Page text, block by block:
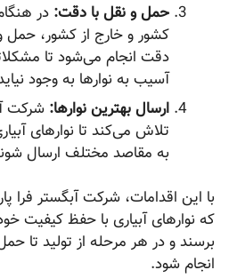
حمل و نقل با دقت:در هنگام
کشور و خارج از کشور، حمل و
دقت انجام می‌شود تا
آسیب به نوارها به وجود نیاید.
ارسال بهترین نوارها:شرکت
تلاش می‌کند تا نوارهای آبیاری
به مقاصد مختلف ارسال شوند.
با این اقدامات، شرکت آبگستر فرا
که نوارهای آبیاری با حفظ کیفیت
برسند و در هر مرحله از تولید تا حمل
انجام شود.